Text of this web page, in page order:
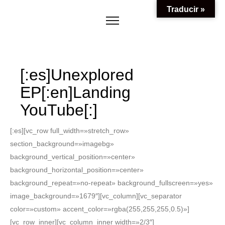
[:es]Unexplored
EP[:en]Landing
YouTube[:]
[:es][vc_row full_width=»stretch_row»
section_background=»imagebg»
background_vertical_position=»center»
background_horizontal_position=»center»
background_repeat=»no-repeat» background_fullscreen=»yes»
image_background=»1679″][vc_column][vc_separator
color=»custom» accent_color=»rgba(255,255,255,0.5)»]
[vc_row_inner][vc_column_inner width=»2/3″]
Traducir »